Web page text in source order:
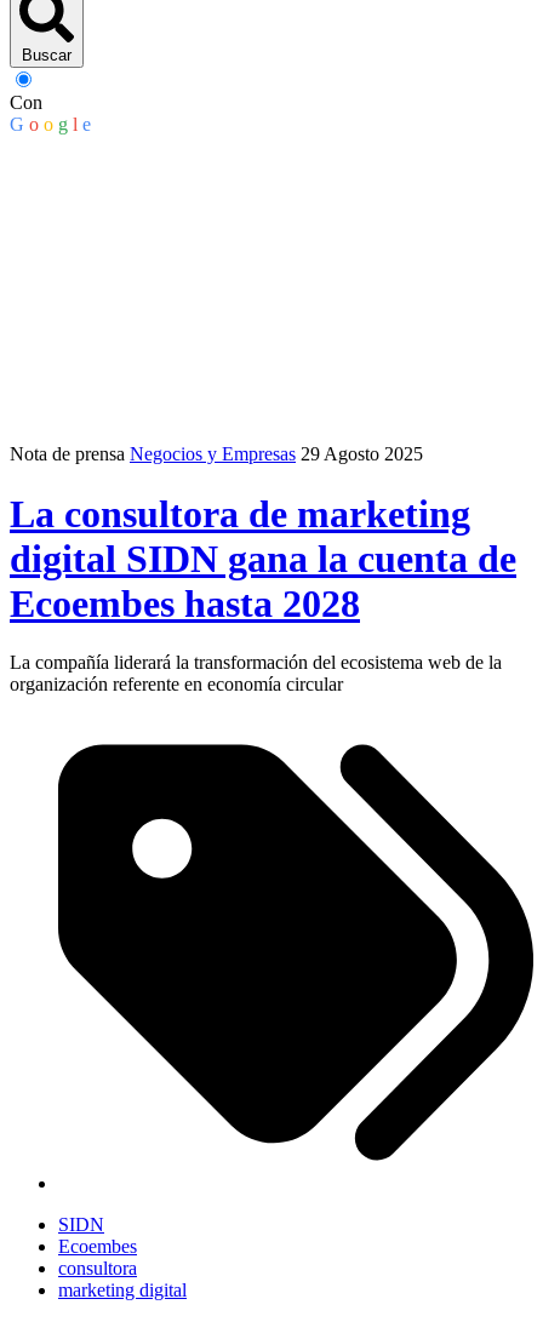
Buscar
Con
G o o g l e
Nota de prensa Negocios y Empresas 29 Agosto 2025
La consultora de marketing
digital SIDN gana la cuenta de
Ecoembes hasta 2028
La compañía liderará la transformación del ecosistema web de la
organización referente en economía circular
SIDN
Ecoembes
consultora
marketing digital